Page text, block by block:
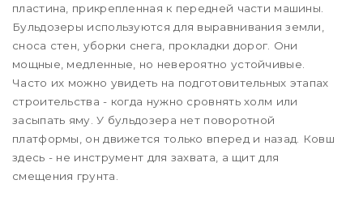
пластина, прикрепленная к передней части машины.
Бульдозеры используются для выравнивания земли,
сноса стен, уборки снега, прокладки дорог. Они
мощные, медленные, но невероятно устойчивые.
Часто их можно увидеть на подготовительных этапах
строительства - когда нужно сровнять холм или
засыпать яму. У бульдозера нет поворотной
платформы, он движется только вперед и назад. Ковш
здесь - не инструмент для захвата, а щит для
смещения грунта.